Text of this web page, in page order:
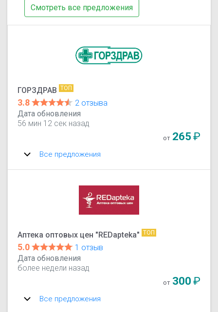
Смотреть все предложения
ГОРЗДРАВ ТОП
3.8
2 отзыва
Дата обновления
56 мин 12 сек назад
от 265₽
Все предложения
Аптека оптовых цен "REDapteka" ТОП
5.0
1 отзыв
Дата обновления
более недели назад
от 300₽
Все предложения